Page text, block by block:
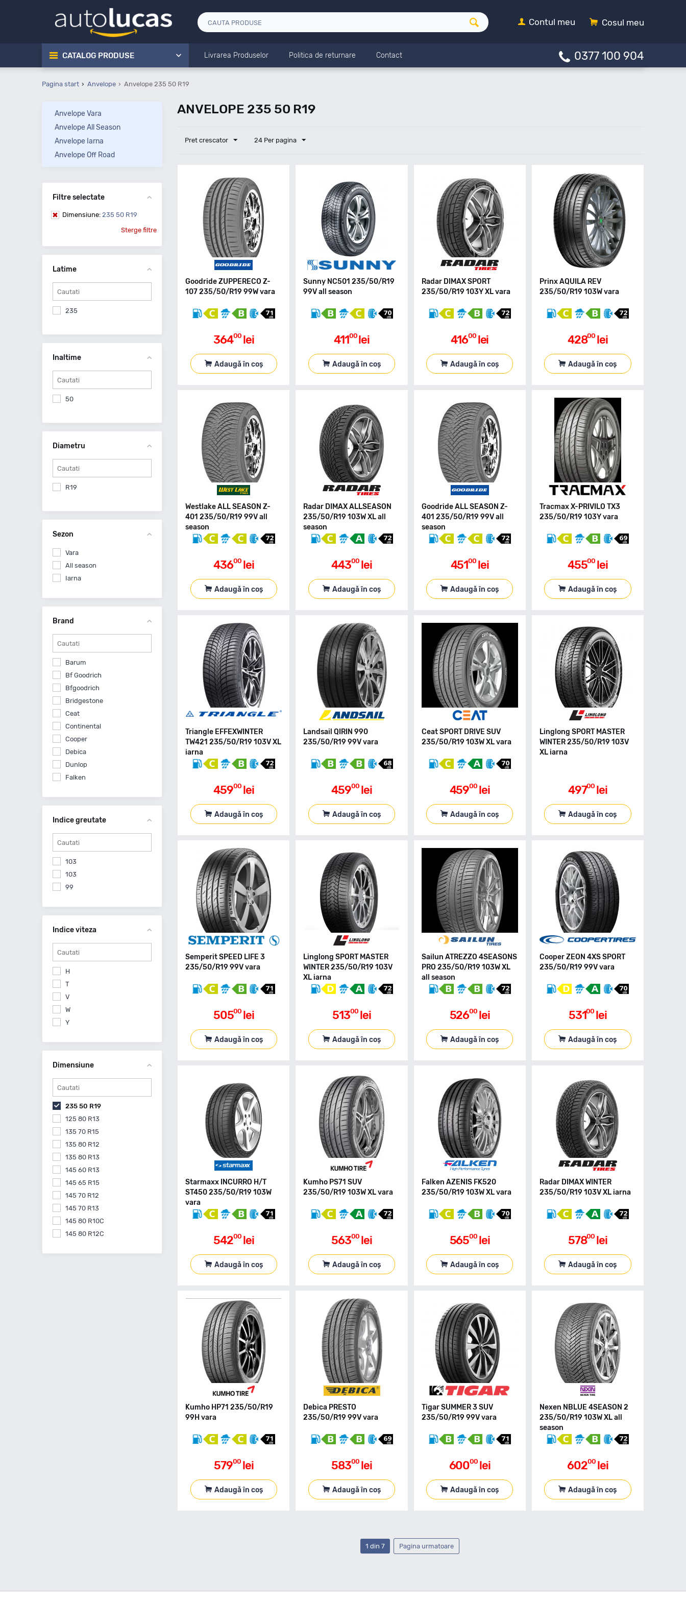
Cosul meu
Contul meu
CATALOG PRODUSE Livrarea Produselor Politica de returnare Contact 0377 100 904
Pagina start Anvelope Anvelope 235 50 R19
ANVELOPE 235 50 R19
Pret crescator 24 Per pagina
Goodride ZUPPERECO Z-
107 235/50/R19 99W vara
36400 lei
Adaugă în coș
Sunny NC501 235/50/R19
99V all season
41100 lei
Adaugă în coș
Radar DIMAX SPORT
235/50/R19 103Y XL vara
41600 lei
Adaugă în coș
Prinx AQUILA REV
235/50/R19 103W vara
42800 lei
Adaugă în coș
Westlake ALL SEASON Z-
401 235/50/R19 99V all
season
43600 lei
Adaugă în coș
Radar DIMAX ALLSEASON
235/50/R19 103W XL all
season
44300 lei
Adaugă în coș
Goodride ALL SEASON Z-
401 235/50/R19 99V all
season
45100 lei
Adaugă în coș
Tracmax X-PRIVILO TX3
235/50/R19 103Y vara
45500 lei
Adaugă în coș
Triangle EFFEXWINTER
TW421 235/50/R19 103V XL
iarna
45900 lei
Adaugă în coș
Landsail QIRIN 990
235/50/R19 99V vara
45900 lei
Adaugă în coș
Ceat SPORT DRIVE SUV
235/50/R19 103W XL vara
45900 lei
Adaugă în coș
Linglong SPORT MASTER
WINTER 235/50/R19 103V
XL iarna
49700 lei
Adaugă în coș
Semperit SPEED LIFE 3
235/50/R19 99V vara
50500 lei
Adaugă în coș
Linglong SPORT MASTER
WINTER 235/50/R19 103V
XL iarna
51300 lei
Adaugă în coș
Sailun ATREZZO 4SEASONS
PRO 235/50/R19 103W XL
all season
52600 lei
Adaugă în coș
Cooper ZEON 4XS SPORT
235/50/R19 99V vara
53100 lei
Adaugă în coș
Starmaxx INCURRO H/T
ST450 235/50/R19 103W
vara
54200 lei
Adaugă în coș
Kumho PS71 SUV
235/50/R19 103W XL vara
56300 lei
Adaugă în coș
Falken AZENIS FK520
235/50/R19 103W XL vara
56500 lei
Adaugă în coș
Radar DIMAX WINTER
235/50/R19 103V XL iarna
57800 lei
Adaugă în coș
Kumho HP71 235/50/R19
99H vara
57900 lei
Adaugă în coș
Debica PRESTO
235/50/R19 99V vara
58300 lei
Adaugă în coș
Tigar SUMMER 3 SUV
235/50/R19 99V vara
60000 lei
Adaugă în coș
Nexen NBLUE 4SEASON 2
235/50/R19 103W XL all
season
60200 lei
Adaugă în coș
1 din 7 Pagina urmatoare
Anvelope Vara
Anvelope All Season
Anvelope Iarna
Anvelope Off Road
Filtre selectate
Dimensiune: 235 50 R19
Sterge filtre
Latime
235
Inaltime
50
Diametru
R19
Sezon
Vara
All season
Iarna
Brand
Barum
Bf Goodrich
Bfgoodrich
Bridgestone
Ceat
Continental
Cooper
Debica
Dunlop
Falken
Goodyear
Kleber
Kumho
Nokian
Nokian Tyres
Pirelli
Prinx
Radar
Sailun
Semperit
Sonix
Triangle
Uniroyal
Viking
Vredestein
Westlake
Yokohama
Indice greutate
103
103
99
Indice viteza
H
T
V
W
Y
Dimensiune
235 50 R19
125 80 R13
135 70 R15
135 80 R12
135 80 R13
145 60 R13
145 65 R15
145 70 R12
145 70 R13
145 80 R10C
145 80 R12C
165 65 R14